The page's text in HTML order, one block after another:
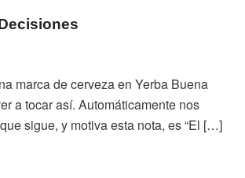
marca de cerveza en Yerba Buena
a tocar así. Automáticamente nos
sigue, y motiva esta nota, es “El […]